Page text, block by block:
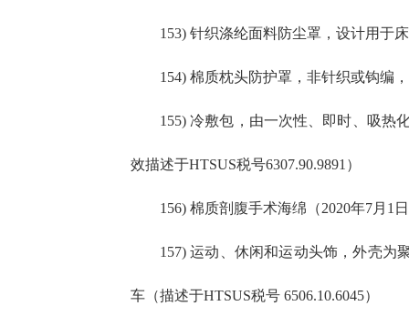
153) 针织涤纶面料防尘罩，设计用于
154) 棉质枕头防护罩，非针织或钩编
155) 冷敷包，由一次性、即时、吸热
效描述于HTSUS税号6307.90.9891）
156) 棉质剖腹手术海绵（2020年7月1
157) 运动、休闲和运动头饰，外壳为
车（描述于HTSUS税号 6506.10.6045）